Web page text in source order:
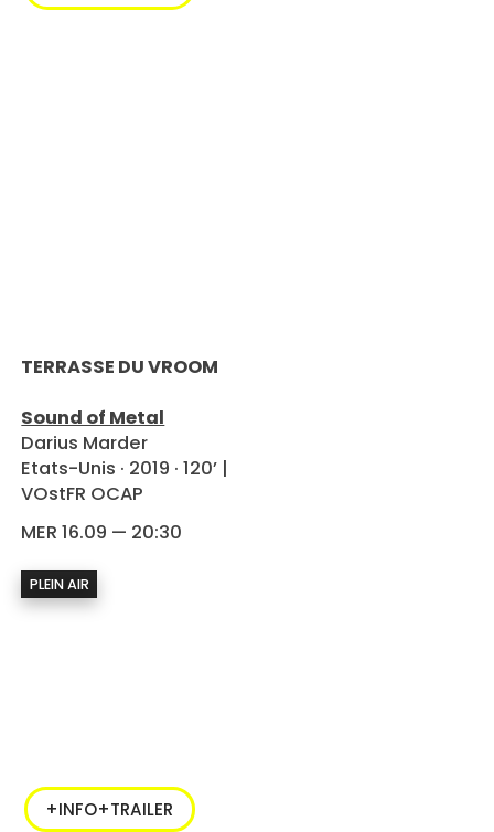
TERRASSE DU VROOM
Sound of Metal
Darius Marder
Etats-Unis · 2019 · 120’ |
VOstFR OCAP
MER 16.09 — 20:30
PLEIN AIR
+INFO+TRAILER